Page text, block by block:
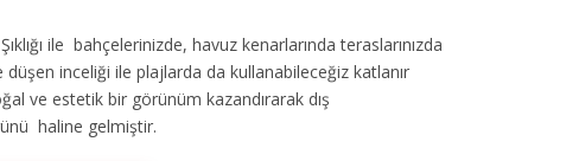
ile bahçelerinizde, havuz kenarlarında teraslarınızda
düşen inceliği ile plajlarda da kullanabileceğiz katlanır
ve estetik bir görünüm kazandırarak dış
haline gelmiştir.